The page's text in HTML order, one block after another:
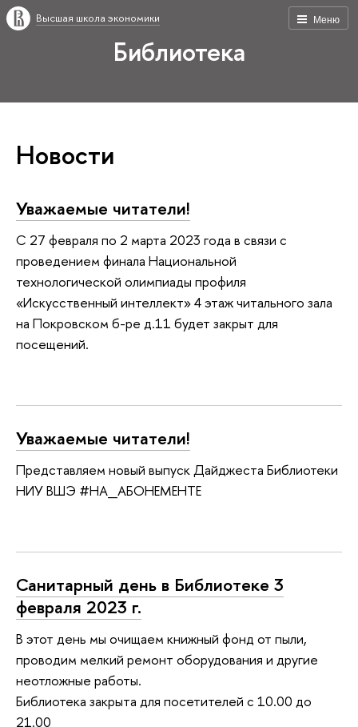
Меню
Высшая школа экономики
Библиотека
Новости
Уважаемые читатели!
С 27 февраля по 2 марта 2023 года в связи с
проведением финала Национальной
технологической олимпиады профиля
«Искусственный интеллект» 4 этаж читального зала
на Покровском б-ре д.11 будет закрыт для
посещений.
Уважаемые читатели!
Представляем новый выпуск Дайджеста Библиотеки
НИУ ВШЭ #НА_АБОНЕМЕНТЕ
Санитарный день в Библиотеке 3
февраля 2023 г.
В этот день мы очищаем книжный фонд от пыли,
проводим мелкий ремонт оборудования и другие
неотложные работы.
Библиотека закрыта для посетителей с 10.00 до
21.00